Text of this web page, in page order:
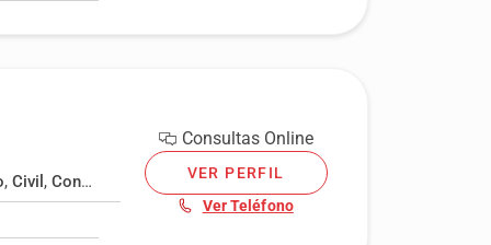
, Civil , Concurso de acreedores ,Contrato alquiler
Consultas Online
VER PERFIL
Ver Teléfono